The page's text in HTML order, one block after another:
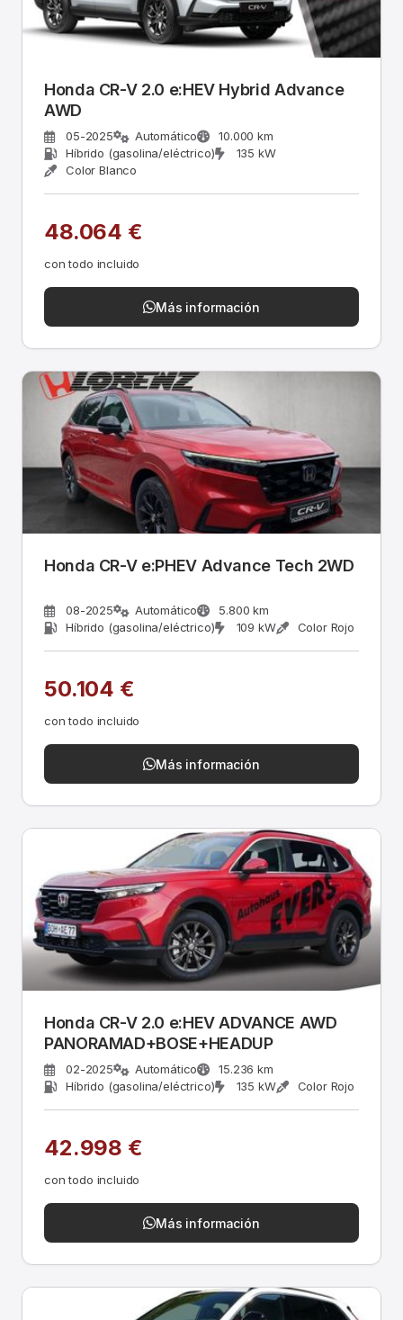
Honda CR-V 2.0 e:HEV Hybrid Advance
AWD
05-2025 Automático
10.000 km
Híbrido (gasolina/eléctrico)
135 kW
Color Blanco
48.064 €
con todo incluido
Más información
Honda CR-V e:PHEV Advance Tech 2WD
08-2025 Automático
5.800 km
Híbrido (gasolina/eléctrico)
109 kW Color Rojo
50.104 €
con todo incluido
Más información
Honda CR-V 2.0 e:HEV ADVANCE AWD
PANORAMAD+BOSE+HEADUP
02-2025 Automático
15.236 km
Híbrido (gasolina/eléctrico)
135 kW Color Rojo
42.998 €
con todo incluido
Más información